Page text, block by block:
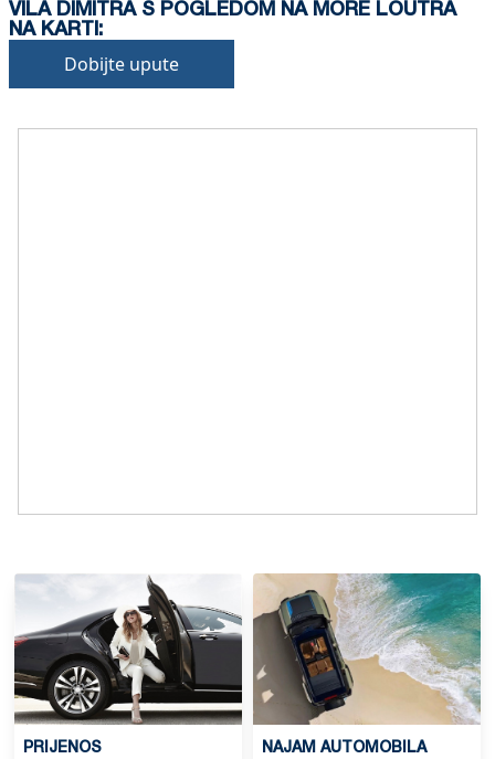
VILA DIMITRA S POGLEDOM NA MORE LOUTRA
NA KARTI:
Dobijte upute
PRIJENOS NAJAM AUTOMOBILA